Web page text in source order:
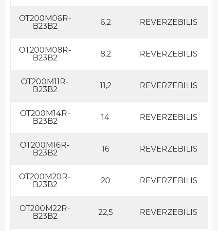
OT200M06R-
B23B2
6,2 REVERZEBILIS
OT200M08R-
B23B2
8,2 REVERZEBILIS
OT200M11R-
B23B2
11,2 REVERZEBILIS
OT200M14R-
B23B2
14 REVERZEBILIS
OT200M16R-
B23B2
16 REVERZEBILIS
OT200M20R-
B23B2
20 REVERZEBILIS
OT200M22R-
B23B2
22,5 REVERZEBILIS